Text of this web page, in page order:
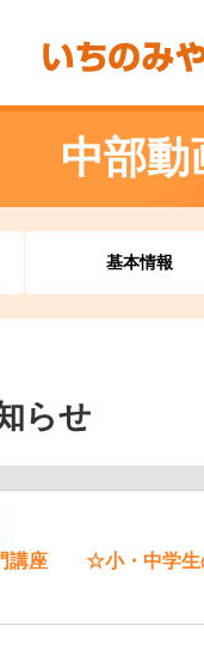
中部動
基本情報
らせ
講座 ☆小・中学生